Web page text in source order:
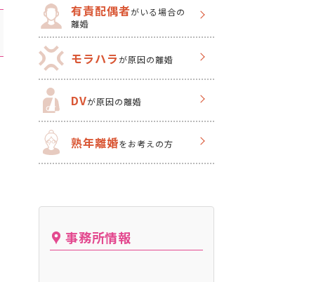
有責配偶者がいる場合の
離婚
モラハラが原因の離婚
DVが原因の離婚
熟年離婚をお考えの方
事務所情報